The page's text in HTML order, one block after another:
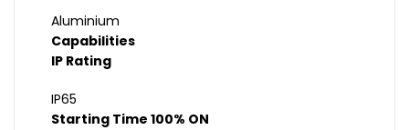
Aluminium
Capabilities
IP Rating
IP65
Starting Time 100% ON